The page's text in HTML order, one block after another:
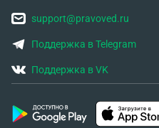
support@pravoved.ru
Поддержка в Telegram
Поддержка в VK